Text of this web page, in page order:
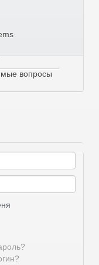
вопросы